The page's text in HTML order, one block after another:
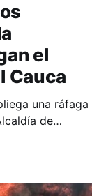
el
Cauca
una ráfaga
de
pesos con el